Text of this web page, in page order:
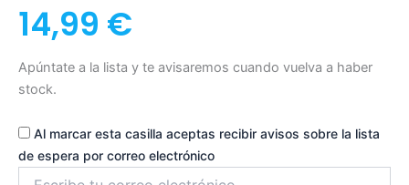
14,99 €
Apúntate a la lista y te avisaremos cuando vuelva a haber
stock.
Al marcar esta casilla aceptas recibir avisos sobre la lista
de espera por correo electrónico